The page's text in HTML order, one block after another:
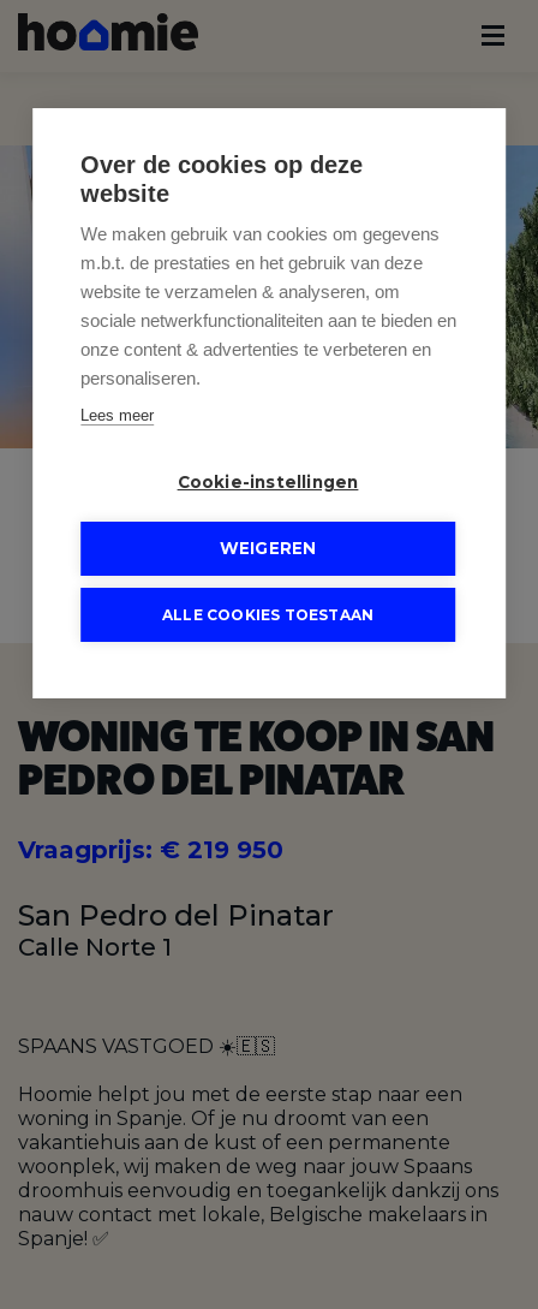
2
BADKAMERS
2
SLAAPKAMERS
WONING TE KOOP IN SAN
PEDRO DEL PINATAR
Vraagprijs: € 219 950
San Pedro del Pinatar
Calle Norte 1
SPAANS VASTGOED ☀️🇪🇸
Hoomie helpt jou met de eerste stap naar een
woning in Spanje. Of je nu droomt van een
vakantiehuis aan de kust of een permanente
woonplek, wij maken de weg naar jouw Spaans
droomhuis eenvoudig en toegankelijk dankzij ons
nauw contact met lokale, Belgische makelaars in
Spanje! ✅
Over de cookies op deze
website
We maken gebruik van cookies om gegevens
m.b.t. de prestaties en het gebruik van deze
website te verzamelen & analyseren, om
sociale netwerkfunctionaliteiten aan te bieden en
onze content & advertenties te verbeteren en
personaliseren.
Lees meer
Cookie-instellingen
WEIGEREN
ALLE COOKIES TOESTAAN